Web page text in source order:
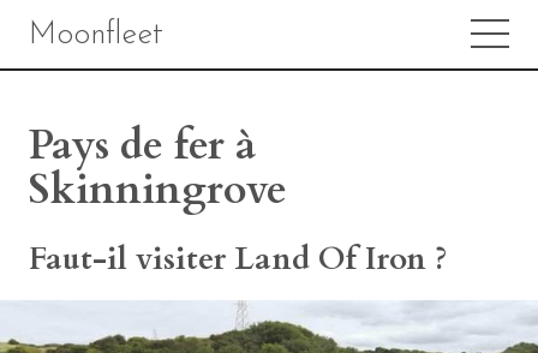
Moonfleet
Pays de fer à
Skinningrove
Faut-il visiter Land Of Iron ?